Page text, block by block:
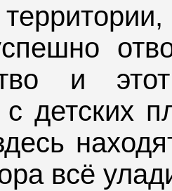
и
с детских
всё